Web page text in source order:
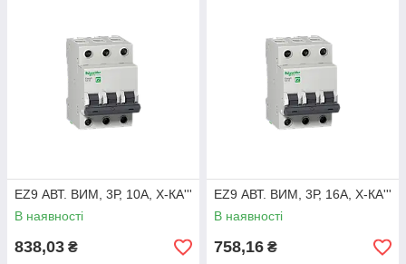
EZ9 АВТ. ВИМ, 3Р, 10А, Х-КА'''
В наявності
838,03 ₴
EZ9 АВТ. ВИМ, 3Р, 16А, Х-КА'''
В наявності
758,16 ₴